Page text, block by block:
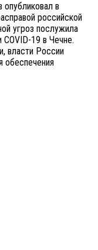
в
российской
угроз послужила
COVID-19 в Чечне.
власти России
обеспечения